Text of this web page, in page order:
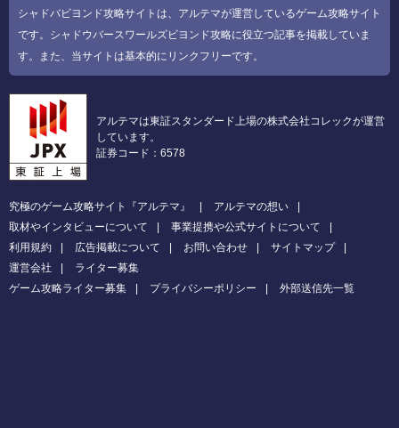
シャドバビヨンド攻略サイトは、アルテマが運営しているゲーム攻略サイト
です。シャドウバースワールズビヨンド攻略に役立つ記事を掲載していま
す。また、当サイトは基本的にリンクフリーです。
アルテマは東証スタンダード上場の株式会社コレックが運営
しています。
証券コード：6578
究極のゲーム攻略サイト『アルテマ』
アルテマの想い
取材やインタビューについて
事業提携や公式サイトについて
利用規約
広告掲載について お問い合わせ
サイトマップ
運営会社
ライター募集
ゲーム攻略ライター募集
プライバシーポリシー 外部送信先一覧